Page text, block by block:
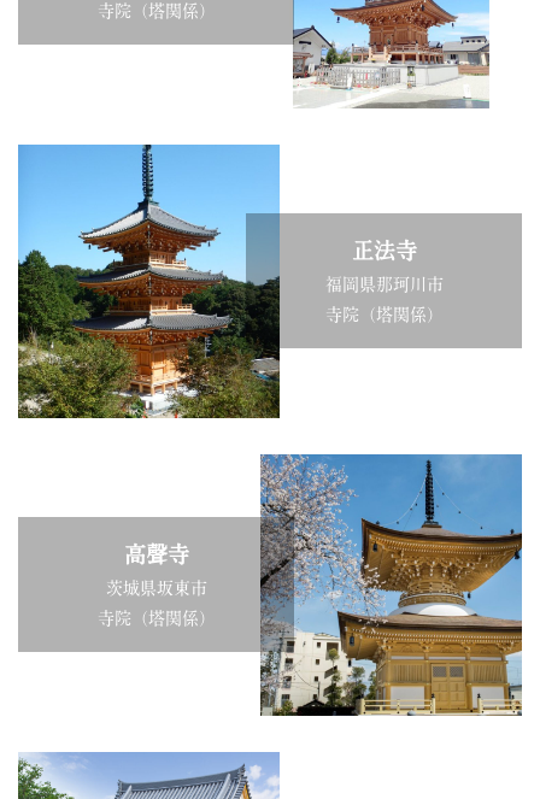
寺院（塔関係）
正法寺
福岡県那珂川市
寺院（塔関係）
高聲寺
茨城県坂東市
寺院（塔関係）